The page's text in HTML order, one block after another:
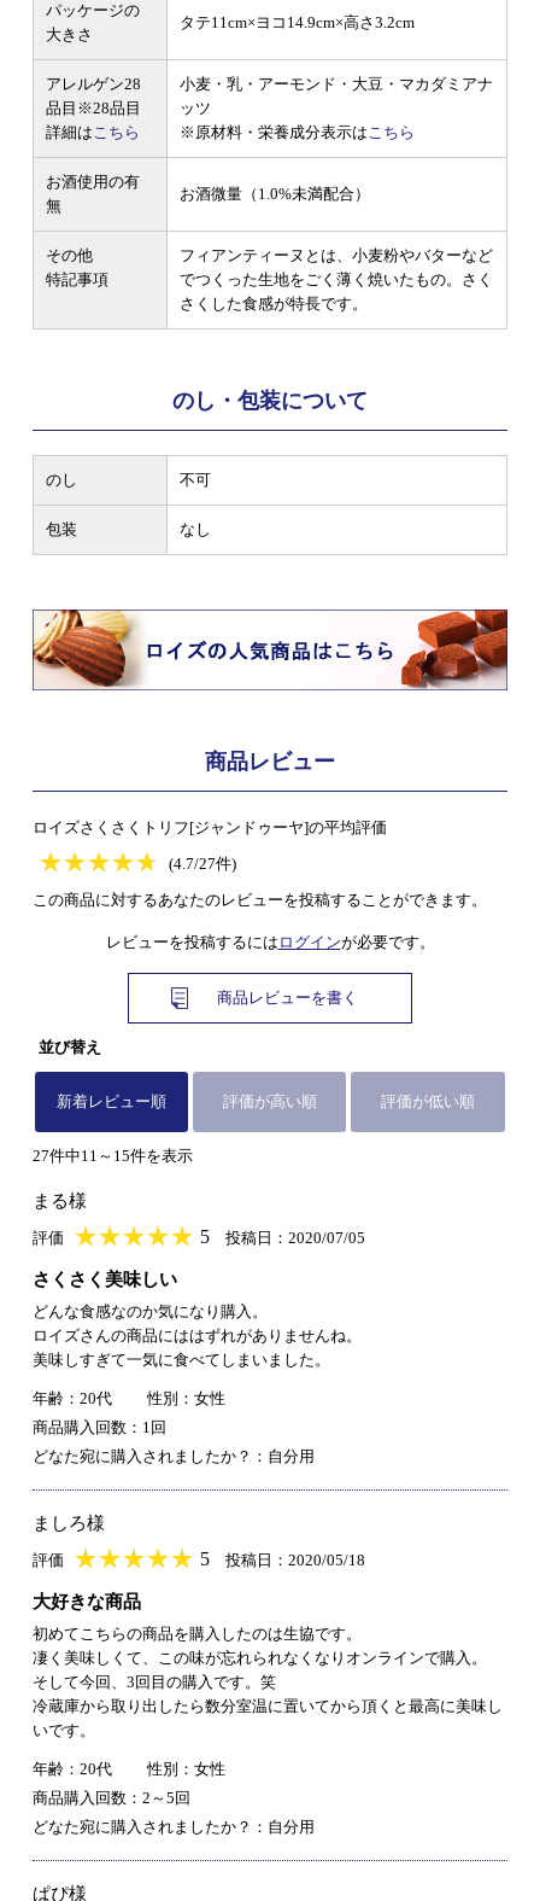
パッケージの
大きさ
タテ11cm×ヨコ14.9cm×高さ3.2cm
アレルゲン28
品目 ※28品目
詳細はこちら
小麦・乳・アーモンド・大豆・マカダミアナ
ッツ
※原材料・栄養成分表示はこちら
お酒使用の有
無
お酒微量（1.0%未満配合）
その他
特記事項
フィアンティーヌとは、小麦粉やバターなど
でつくった生地をごく薄く焼いたもの。さく
さくした食感が特長です。
のし・包装について
のし 不可
包装 なし
商品レビュー
ロイズさくさくトリフ[ジャンドゥーヤ]の平均評価
★★★★★
★★★★★
(4.7/27件)
この商品に対するあなたのレビューを投稿することができます。
レビューを投稿するには ログインが必要です。
商品レビューを書く
並び替え
新着レビュー順 評価が高い順 評価が低い順
27件中11～15件を表示
まる様
評価 ★★★★★
★★★★★ 5 投稿日：2020/07/05
さくさく美味しい
どんな食感なのか気になり購入。
ロイズさんの商品にははずれがありませんね。
美味しすぎて一気に食べてしまいました。
年齢：20代
性別：女性
商品購入回数：1回
どなた宛に購入されましたか？：自分用
ましろ様
評価 ★★★★★
★★★★★ 5 投稿日：2020/05/18
大好きな商品
初めてこちらの商品を購入したのは生協です。
凄く美味しくて、この味が忘れられなくなりオンラインで購入。
そして今回、3回目の購入です。笑
冷蔵庫から取り出したら数分室温に置いてから頂くと最高に美味し
いです。
年齢：20代
性別：女性
商品購入回数：2～5回
どなた宛に購入されましたか？：自分用
ぱぴ様